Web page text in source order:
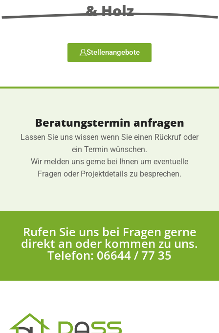
& Holz
Stellenangebote
Beratungstermin anfragen
Lassen Sie uns wissen wenn Sie einen Rückruf oder
ein Termin wünschen.
Wir melden uns gerne bei Ihnen um eventuelle
Fragen oder Projektdetails zu besprechen.
Rufen Sie uns bei Fragen gerne
direkt an oder kommen zu uns.
Telefon: 06644 / 77 35